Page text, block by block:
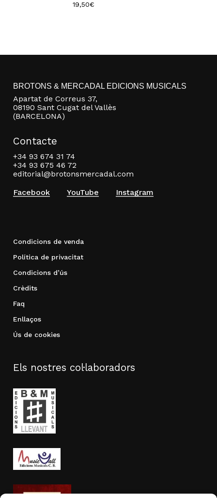
19,50€
BROTONS & MERCADAL EDICIONS MUSICALS
Apartat de Correus 37,
08190 Sant Cugat del Vallès
(BARCELONA)
Contacte
+34 93 674 31 74
+34 93 675 46 72
editorial@brotonsmercadal.com
Facebook
YouTube Instagram
Condicions de venda
Política de privacitat
Condicions d’ús
Crèdits
Faq
Enllaços
Ús de cookies
Els nostres col·laboradors